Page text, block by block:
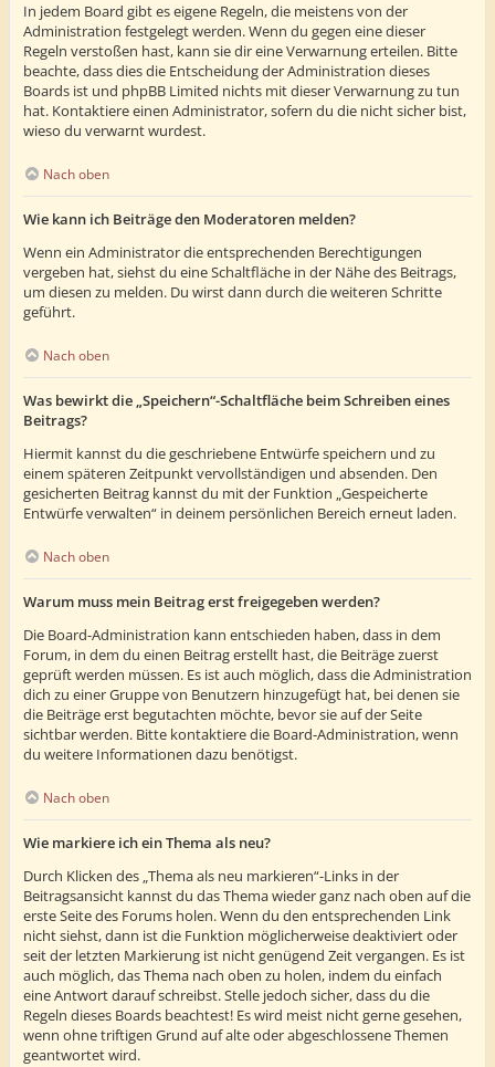
In jedem Board gibt es eigene Regeln, die meistens von der
Administration festgelegt werden. Wenn du gegen eine dieser
Regeln verstoßen hast, kann sie dir eine Verwarnung erteilen. Bitte
beachte, dass dies die Entscheidung der Administration dieses
Boards ist und phpBB Limited nichts mit dieser Verwarnung zu tun
hat. Kontaktiere einen Administrator, sofern du die nicht sicher bist,
wieso du verwarnt wurdest.
Nach oben
Wie kann ich Beiträge den Moderatoren melden?
Wenn ein Administrator die entsprechenden Berechtigungen
vergeben hat, siehst du eine Schaltfläche in der Nähe des Beitrags,
um diesen zu melden. Du wirst dann durch die weiteren Schritte
geführt.
Nach oben
Was bewirkt die „Speichern“-Schaltfläche beim Schreiben eines
Beitrags?
Hiermit kannst du die geschriebene Entwürfe speichern und zu
einem späteren Zeitpunkt vervollständigen und absenden. Den
gesicherten Beitrag kannst du mit der Funktion „Gespeicherte
Entwürfe verwalten“ in deinem persönlichen Bereich erneut laden.
Nach oben
Warum muss mein Beitrag erst freigegeben werden?
Die Board-Administration kann entschieden haben, dass in dem
Forum, in dem du einen Beitrag erstellt hast, die Beiträge zuerst
geprüft werden müssen. Es ist auch möglich, dass die Administration
dich zu einer Gruppe von Benutzern hinzugefügt hat, bei denen sie
die Beiträge erst begutachten möchte, bevor sie auf der Seite
sichtbar werden. Bitte kontaktiere die Board-Administration, wenn
du weitere Informationen dazu benötigst.
Nach oben
Wie markiere ich ein Thema als neu?
Durch Klicken des „Thema als neu markieren“-Links in der
Beitragsansicht kannst du das Thema wieder ganz nach oben auf die
erste Seite des Forums holen. Wenn du den entsprechenden Link
nicht siehst, dann ist die Funktion möglicherweise deaktiviert oder
seit der letzten Markierung ist nicht genügend Zeit vergangen. Es ist
auch möglich, das Thema nach oben zu holen, indem du einfach
eine Antwort darauf schreibst. Stelle jedoch sicher, dass du die
Regeln dieses Boards beachtest! Es wird meist nicht gerne gesehen,
wenn ohne triftigen Grund auf alte oder abgeschlossene Themen
geantwortet wird.